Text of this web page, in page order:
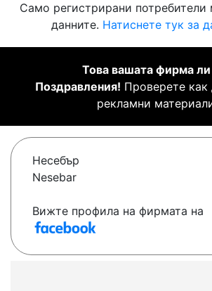
Само регистрирани потребители
данните. Натиснете тук за
Това вашата фирма
Поздравления! Проверете как
рекламни
Несебър
Nesebar
Вижте профила на фирмата на